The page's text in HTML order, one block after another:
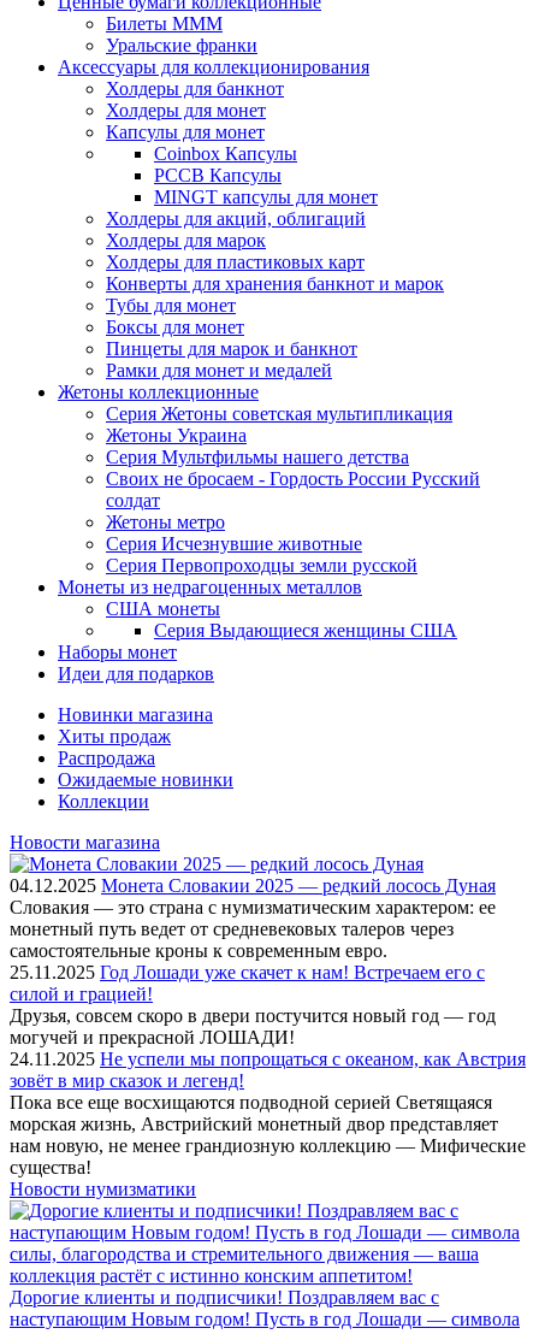
Билеты МММ
Уральские франки
Аксессуары для коллекционирования
Холдеры для банкнот
Холдеры для монет
Капсулы для монет
Coinbox Капсулы
РССВ Капсулы
MINGT капсулы для монет
Холдеры для акций, облигаций
Холдеры для марок
Холдеры для пластиковых карт
Конверты для хранения банкнот и марок
Тубы для монет
Боксы для монет
Пинцеты для марок и банкнот
Рамки для монет и медалей
Жетоны коллекционные
Серия Жетоны советская мультипликация
Жетоны Украина
Серия Мультфильмы нашего детства
Своих не бросаем - Гордость России Русский
солдат
Жетоны метро
Серия Исчезнувшие животные
Серия Первопроходцы земли русской
Монеты из недрагоценных металлов
США монеты
Серия Выдающиеся женщины США
Наборы монет
Идеи для подарков
Новинки магазина
Хиты продаж
Распродажа
Ожидаемые новинки
Коллекции
Новости магазина
04.12.2025 Монета Словакии 2025 — редкий лосось Дуная
Словакия — это страна с нумизматическим характером: ее
монетный путь ведет от средневековых талеров через
самостоятельные кроны к современным евро.
25.11.2025 Год Лошади уже скачет к нам! Встречаем его с
силой и грацией!
Друзья, совсем скоро в двери постучится новый год — год
могучей и прекрасной ЛОШАДИ!
24.11.2025 Не успели мы попрощаться с океаном, как Австрия
зовёт в мир сказок и легенд!
Пока все еще восхищаются подводной серией Светящаяся
морская жизнь, Австрийский монетный двор представляет
нам новую, не менее грандиозную коллекцию — Мифические
существа!
Новости нумизматики
Дорогие клиенты и подписчики! Поздравляем вас с
наступающим Новым годом! Пусть в год Лошади — символа